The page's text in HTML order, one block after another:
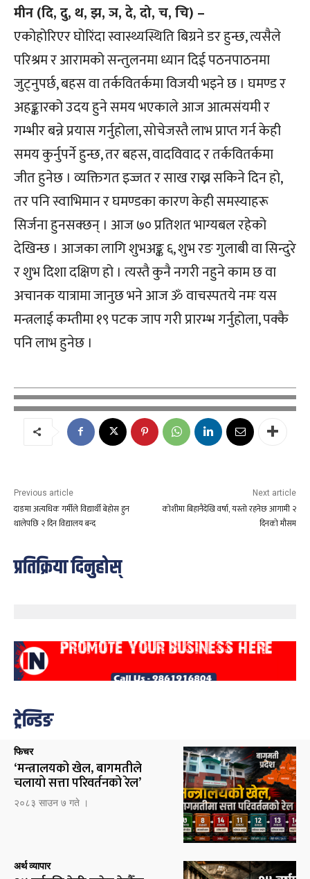
मीन (दि, दु, थ, झ, ञ, दे, दो, च, चि) –
एकोहोरिएर घोरिंदा स्वास्थ्यस्थिति बिग्रने डर हुन्छ, त्यसैले
परिश्रम र आरामको सन्तुलनमा ध्यान दिई पठनपाठनमा
जुट्नुपर्छ, बहस वा तर्कवितर्कमा विजयी भइने छ । घमण्ड र
अहङ्कारको उदय हुने समय भएकाले आज आत्मसंयमी र
गम्भीर बन्ने प्रयास गर्नुहोला, सोचेजस्तै लाभ प्राप्त गर्न केही
समय कुर्नुपर्ने हुन्छ, तर बहस, वादविवाद र तर्कवितर्कमा
जीत हुनेछ । व्यक्तिगत इज्जत र साख राख्न सकिने दिन हो,
तर पनि स्वाभिमान र घमण्डका कारण केही समस्याहरू
सिर्जना हुनसक्छन् । आज ७० प्रतिशत भाग्यबल रहेको
देखिन्छ । आजका लागि शुभअङ्क ६, शुभ रङ गुलाबी वा सिन्दुरे
र शुभ दिशा दक्षिण हो । त्यस्तै कुनै नगरी नहुने काम छ वा
अचानक यात्रामा जानुछ भने आज ॐ वाचस्पतये नमः यस
मन्त्रलाई कम्तीमा १९ पटक जाप गरी प्रारम्भ गर्नुहोला, पक्कै
पनि लाभ हुनेछ ।
Previous article
दाङमा अत्यधिक गर्मीले विद्यार्थी बेहोस हुन
थालेपछि २ दिन विद्यालय बन्द
Next article
कोशीमा बिहानैदेखि वर्षा, यस्तो रहनेछ आगामी २
दिनको मौसम
प्रतिक्रिया दिनुहोस्
ट्रेन्डिङ
फिचर
‘मन्त्रालयको खेल, बागमतीले
चलायो सत्ता परिवर्तनको रेल’
२०८३ साउन ७ गते ।
अर्थ व्यापार